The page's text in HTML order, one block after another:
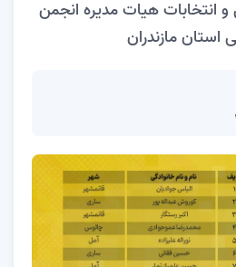
انتخابات هیات مدیره انجمن
استان مازندران